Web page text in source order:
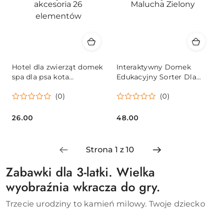
Hotel dla zwierząt domek
spa dla psa kota
elementów (0)
Cena:
26.00
Interaktywny Domek
Edukacyjny Sorter Dla
(0)
Cena:
48.00
Zabawki dla 3-latki. Wielka
wyobraźnia wkracza do gry.
Trzecie urodziny to kamień milowy. Twoje dziecko